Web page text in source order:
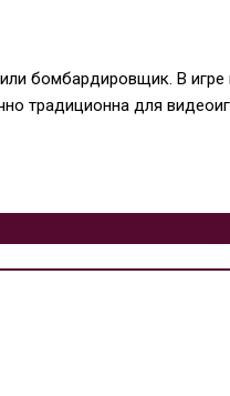
или бомбардировщик. В
традиционна для